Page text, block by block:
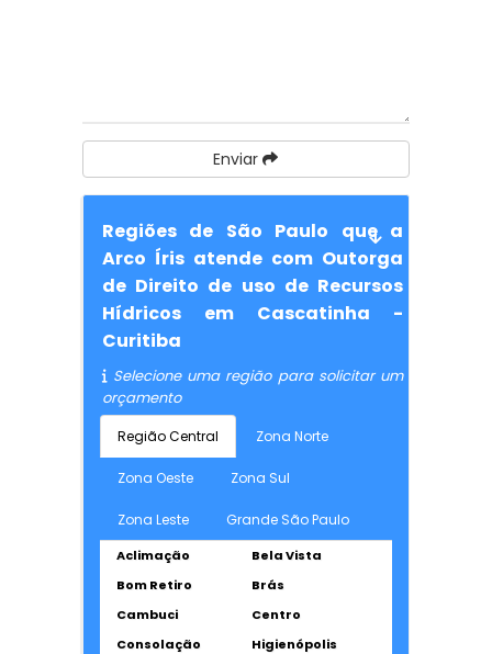
Enviar
Regiões de São Paulo que a
Arco Íris atende com Outorga
de Direito de uso de Recursos
Hídricos em Cascatinha -
Curitiba
Selecione uma região para solicitar um
orçamento
Região Central Zona Norte
Zona Oeste Zona Sul
Zona Leste Grande São Paulo
Aclimação
Bela Vista
Bom Retiro
Brás
Cambuci
Centro
Consolação
Higienópolis